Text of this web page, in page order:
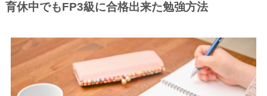
育休中でもFP3級に合格出来た勉強方法